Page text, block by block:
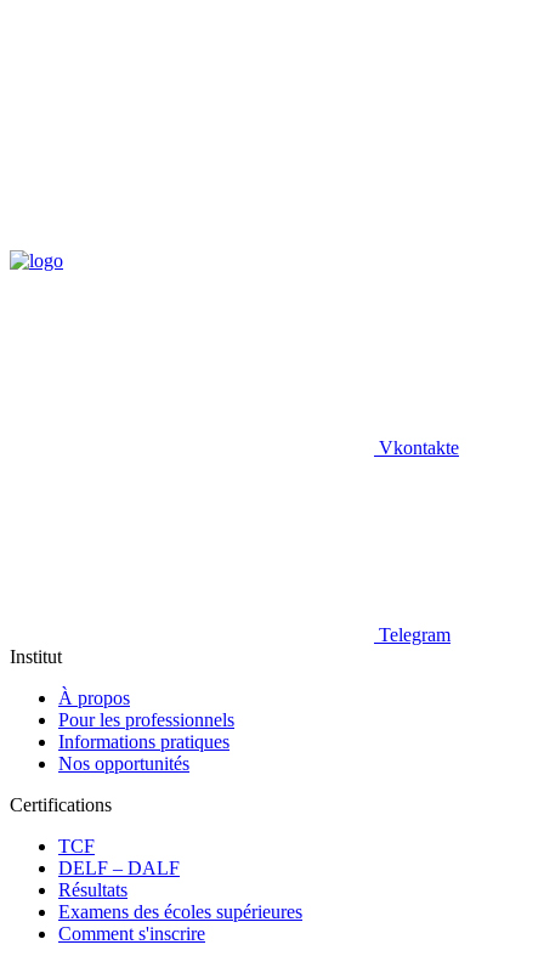
Vkontakte
Telegram
Institut
À propos
Pour les professionnels
Informations pratiques
Nos opportunités
Certifications
TCF
DELF – DALF
Résultats
Examens des écoles supérieures
Comment s'inscrire